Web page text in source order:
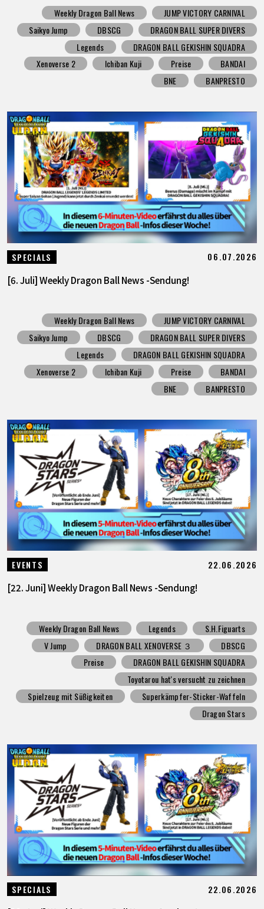
Weekly Dragon Ball News
JUMP VICTORY CARNIVAL
Saikyo Jump
DBSCG
DRAGON BALL SUPER DIVERS
Legends
DRAGON BALL GEKISHIN SQUADRA
Xenoverse 2
Ichiban Kuji Preise
BANDAI
BNE
BANPRESTO
SPECIALS 06.07.2026
[6. Juli] Weekly Dragon Ball News -Sendung!
Weekly Dragon Ball News
JUMP VICTORY CARNIVAL
Saikyo Jump
DBSCG
DRAGON BALL SUPER DIVERS
Legends
DRAGON BALL GEKISHIN SQUADRA
Xenoverse 2
Ichiban Kuji Preise
BANDAI
BNE
BANPRESTO
EVENTS 22.06.2026
[22. Juni] Weekly Dragon Ball News -Sendung!
Weekly Dragon Ball News Legends
S.H.Figuarts
V Jump
DRAGON BALL XENOVERSE ３
DBSCG
Preise
DRAGON BALL GEKISHIN SQUADRA
Toyotarou hat's versucht zu zeichnen
Spielzeug mit Süßigkeiten
Superkämpfer-Sticker-Waffeln
Dragon Stars
SPECIALS 22.06.2026